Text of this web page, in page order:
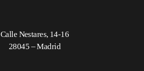
Calle Nestares, 14-16
28045 – Madrid